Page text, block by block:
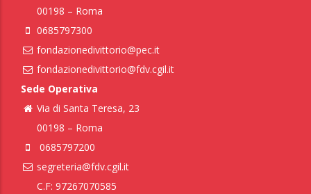
00198 – Roma
0685797300
fondazionedivittorio@pec.it
fondazionedivittorio@fdv.cgil.it
Sede Operativa
Via di Santa Teresa, 23
00198 – Roma
0685797200
segreteria@fdv.cgil.it
C.F: 97267070585